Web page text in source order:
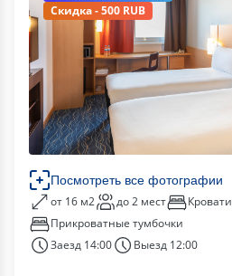
Скидка - 500 RUB
Посмотреть все фотографии
от 16 м2 до 2 мест
Прикроватные тумбочки
Заезд 14:00
Выезд 12:00